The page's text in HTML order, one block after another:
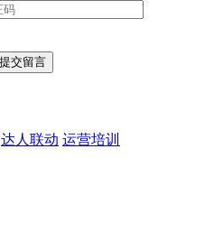
达人联动 运营培训